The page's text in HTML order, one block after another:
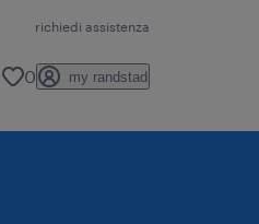
richiedi assistenza
0 my randstad